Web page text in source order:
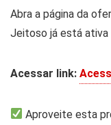
Abra a página da
Jeitoso já está
Acessar link:
Aproveite esta